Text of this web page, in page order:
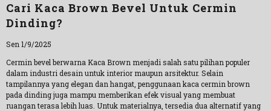
Cari Kaca Brown Bevel Untuk Cermin
Dinding?
Sen 1/9/2025
Cermin bevel berwarna Kaca Brown menjadi salah satu pilihan populer
dalam industri desain untuk interior maupun arsitektur. Selain
tampilannya yang elegan dan hangat, penggunaan kaca cermin brown
pada dinding juga mampu memberikan efek visual yang membuat
ruangan terasa lebih luas. Untuk materialnya, tersedia dua alternatif yang